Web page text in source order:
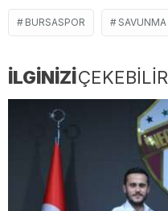
BURSASPOR SAVUNMA
İLGİNİZİÇEKEBİLİR